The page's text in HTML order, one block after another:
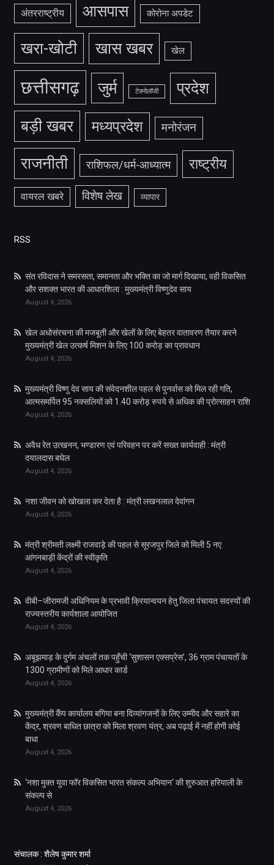
अंतरराष्ट्रीय आसपास कोरोना अपडेट
खरा-खोटी खास खबर खेल
छत्तीसगढ़ जुर्म टेक्नोलॉजी प्रदेश
बड़ी खबर मध्यप्रदेश मनोरंजन
राजनीती राशिफल/धर्म-आध्यात्म राष्ट्रीय
वायरल खबरे विशेष लेख व्यापार
RSS
संत रविदास ने समरसता, समानता और भक्ति का जो मार्ग दिखाया, वही विकसित
और सशक्त भारत की आधारशिला : मुख्यमंत्री विष्णुदेव साय
August 4, 2026
खेल अधोसंरचना की मजबूती और खेलों के लिए बेहतर वातावरण तैयार करने
मुख्यमंत्री खेल उत्कर्ष मिशन के लिए 100 करोड़ का प्रावधान
August 4, 2026
मुख्यमंत्री विष्णु देव साय की संवेदनशील पहल से पुनर्वास को मिल रही गति,
आत्मसमर्पित 95 नक्सलियों को 1.40 करोड़ रुपये से अधिक की प्रोत्साहन राशि
August 4, 2026
अवैध रेत उत्खनन, भण्डारण एवं परिवहन पर करें सख्त कार्यवाही : मंत्री
दयालदास बघेल
August 4, 2026
नशा जीवन को खोखला कर देता है : मंत्री लखनलाल देवांगन
August 4, 2026
मंत्री श्रीमती लक्ष्मी राजवाड़े की पहल से सूरजपुर जिले को मिली 5 नए
आंगनबाड़ी केंद्रों की स्वीकृति
August 4, 2026
वीबी–जीरामजी अधिनियम के प्रभावी क्रियान्वयन हेतु जिला पंचायत सदस्यों की
राज्यस्तरीय कार्यशाला आयोजित
August 4, 2026
अबूझमाड़ के दुर्गम अंचलों तक पहुँची ‘सुशासन एक्सप्रेस’, 36 ग्राम पंचायतों के
1300 ग्रामीणों को मिले आधार कार्ड
August 4, 2026
मुख्यमंत्री कैंप कार्यालय बगिया बना दिव्यांगजनों के लिए उम्मीद और सहारे का
केंद्र, श्रवण बाधित छात्रा को मिला श्रवण यंत्र, अब पढ़ाई में नहीं होगी कोई
बाधा
August 4, 2026
‘नशा मुक्त युवा फॉर विकसित भारत संकल्प अभियान‘ की शुरुआत हरियाली के
संकल्प से
August 4, 2026
संचालक : शैलेष कुमार शर्मा